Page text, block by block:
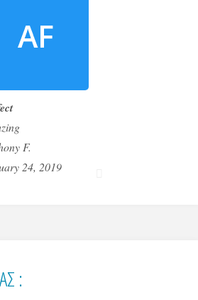
F.
24, 2019
: